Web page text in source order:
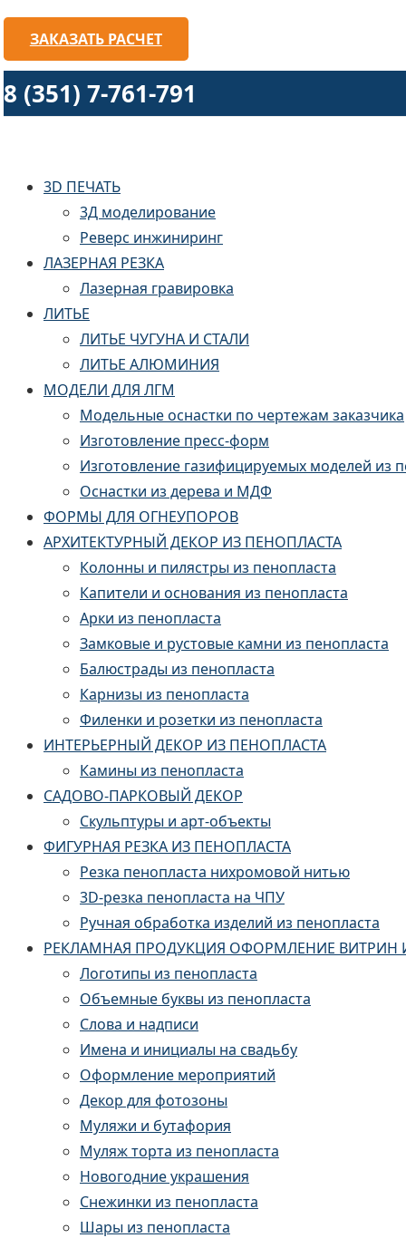
ЗАКАЗАТЬ РАСЧЕТ
8 (351) 7-761-791
3D ПЕЧАТЬ
3Д моделирование
Реверс инжиниринг
ЛАЗЕРНАЯ РЕЗКА
Лазерная гравировка
ЛИТЬЕ
ЛИТЬЕ ЧУГУНА И СТАЛИ
ЛИТЬЕ АЛЮМИНИЯ
МОДЕЛИ ДЛЯ ЛГМ
Модельные оснастки по чертежам заказчика
Изготовление пресс-форм
Изготовление газифицируемых моделей из
Оснастки из дерева и МДФ
ФОРМЫ ДЛЯ ОГНЕУПОРОВ
АРХИТЕКТУРНЫЙ ДЕКОР ИЗ ПЕНОПЛАСТА
Колонны и пилястры из пенопласта
Капители и основания из пенопласта
Арки из пенопласта
Замковые и рустовые камни из пенопласта
Балюстрады из пенопласта
Карнизы из пенопласта
Филенки и розетки из пенопласта
ИНТЕРЬЕРНЫЙ ДЕКОР ИЗ ПЕНОПЛАСТА
Камины из пенопласта
САДОВО-ПАРКОВЫЙ ДЕКОР
Скульптуры и арт-объекты
ФИГУРНАЯ РЕЗКА ИЗ ПЕНОПЛАСТА
Резка пенопласта нихромовой нитью
3D-резка пенопласта на ЧПУ
Ручная обработка изделий из пенопласта
РЕКЛАМНАЯ ПРОДУКЦИЯ ОФОРМЛЕНИЕ ВИТРИН
Логотипы из пенопласта
Объемные буквы из пенопласта
Слова и надписи
Имена и инициалы на свадьбу
Оформление мероприятий
Декор для фотозоны
Муляжи и бутафория
Муляж торта из пенопласта
Новогодние украшения
Снежинки из пенопласта
Шары из пенопласта